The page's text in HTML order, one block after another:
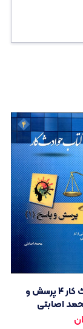
کتاب حوادث کار 4 پرسش و